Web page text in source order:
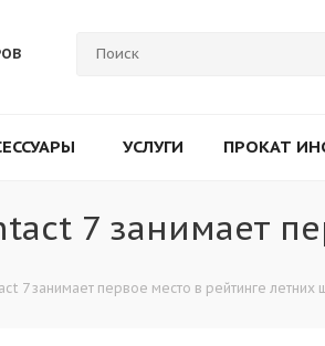
УСЛУГИ ПРОКАТ
7 занимает
7 занимает первое место в рейтинге летних